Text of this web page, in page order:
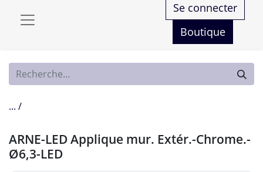
Se connecter
Boutique
... /
ARNE-LED Applique mur. Extér.-Chrome.-
Ø6,3-LED